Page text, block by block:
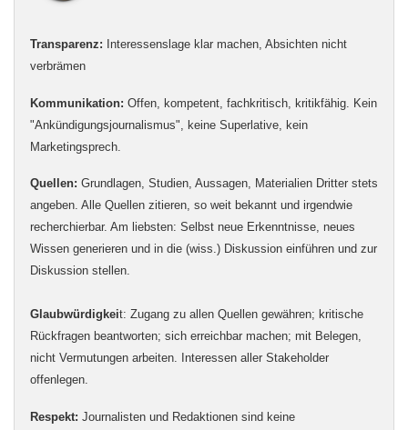
Transparenz: Interessenslage klar machen, Absichten nicht
verbrämen
Kommunikation: Offen, kompetent, fachkritisch, kritikfähig. Kein
"Ankündigungsjournalismus", keine Superlative, kein
Marketingsprech.
Quellen: Grundlagen, Studien, Aussagen, Materialien Dritter stets
angeben. Alle Quellen zitieren, so weit bekannt und irgendwie
recherchierbar. Am liebsten: Selbst neue Erkenntnisse, neues
Wissen generieren und in die (wiss.) Diskussion einführen und zur
Diskussion stellen.
Glaubwürdigkeit: Zugang zu allen Quellen gewähren; kritische
Rückfragen beantworten; sich erreichbar machen; mit Belegen,
nicht Vermutungen arbeiten. Interessen aller Stakeholder
offenlegen.
Respekt: Journalisten und Redaktionen sind keine